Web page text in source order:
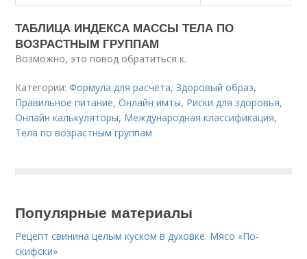
ТАБЛИЦА ИНДЕКСА МАССЫ ТЕЛА ПО
ВОЗРАСТНЫМ ГРУППАМ
Возможно, это повод обратиться к.
Категории:Формула для расчёта,Здоровый образ,
Правильное питание,Онлайн имты, Риски для здоровья,
Онлайн калькуляторы, Международная классификация,
Тела по возрастным группам
Популярные материалы
Рецепт свинина целым куском в духовке. Мясо «По-
скифски»